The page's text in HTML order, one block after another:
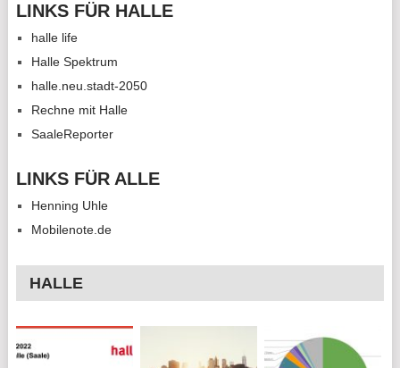
LINKS FÜR HALLE
halle life
Halle Spektrum
halle.neu.stadt-2050
Rechne mit Halle
SaaleReporter
LINKS FÜR ALLE
Henning Uhle
Mobilenote.de
HALLE